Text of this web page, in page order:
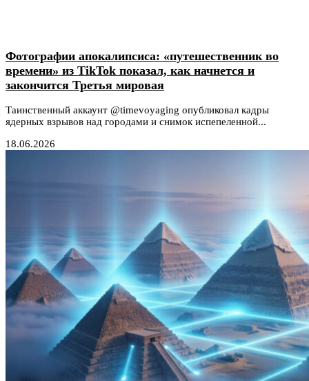
Фотографии апокалипсиса: «путешественник во
времени» из TikTok показал, как начнется и
закончится Третья мировая
Таинственный аккаунт @timevoyaging опубликовал кадры
ядерных взрывов над городами и снимок испепеленной...
18.06.2026